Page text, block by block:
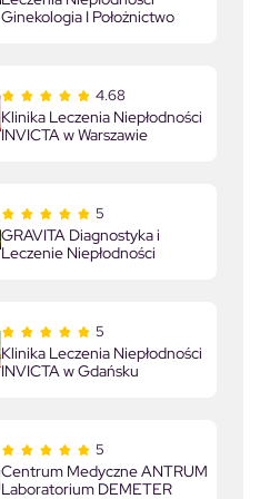
Ginekologia I Położnictwo
4.68
Klinika Leczenia Niepłodności
INVICTA w Warszawie
5
GRAVITA Diagnostyka i
Leczenie Niepłodności
5
Klinika Leczenia Niepłodności
INVICTA w Gdańsku
5
Centrum Medyczne ANTRUM
Laboratorium DEMETER